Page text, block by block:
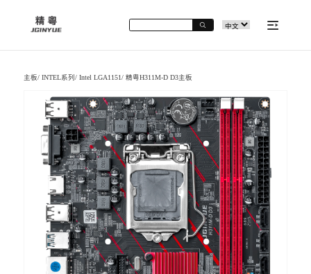
主板/INTEL系列/Intel LGA1151/精粤H311M-D D3主板